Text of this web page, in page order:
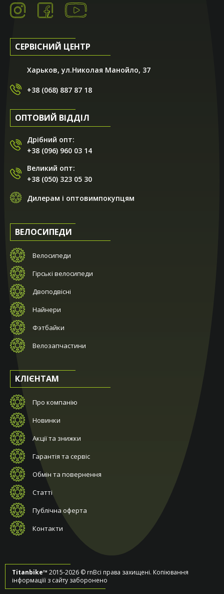
СЕРВІСНИЙ ЦЕНТР
Харьков, ул.Николая Манойло, 37
+38 (068) 887 87 18
ОПТОВИЙ ВІДДІЛ
Дрібний опт:
+38 (096) 960 03 14
Великий опт:
+38 (050) 323 05 30
Дилерам і оптовимпокупцям
ВЕЛОСИПЕДИ
Велосипеди
Гірські велосипеди
Двоподвісні
Найнери
Фэтбайки
Велозапчастини
КЛІЄНТАМ
Про компанію
Новинки
Акції та знижки
Гарантія та сервіс
Обмін та повернення
Статті
Публічна оферта
Контакти
Titanbike™ 2015-2026 © rnВсі права захищені. Копіювання
інформаціїї з сайту заборонено